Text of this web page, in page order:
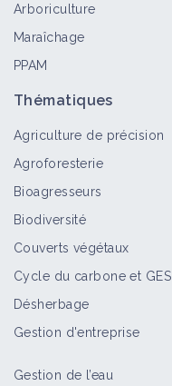
Arboriculture
Maraîchage
PPAM
Thématiques
Agriculture de précision
Agroforesterie
Bioagresseurs
Biodiversité
Couverts végétaux
Cycle du carbone et GES
Désherbage
Gestion d'entreprise
Gestion de l’eau